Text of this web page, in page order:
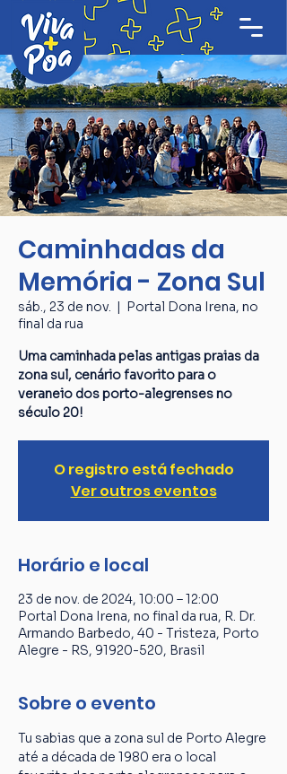
Caminhadas da
Memória - Zona Sul
sáb., 23 de nov.
  |
Portal Dona Irena, no
final da rua
Uma caminhada pelas antigas praias da
zona sul, cenário favorito para o
veraneio dos porto-alegrenses no
século 20!
O registro está fechado
Ver outros eventos
Horário e local
23 de nov. de 2024, 10:00 – 12:00
Portal Dona Irena, no final da rua, R. Dr.
Armando Barbedo, 40 - Tristeza, Porto
Alegre - RS, 91920-520, Brasil
Sobre o evento
Tu sabias que a zona sul de Porto Alegre
até a década de 1980 era o local